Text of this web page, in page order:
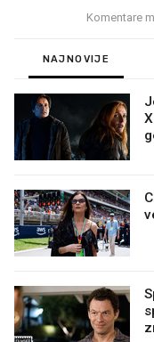
Komentare
NAJNOVIJE